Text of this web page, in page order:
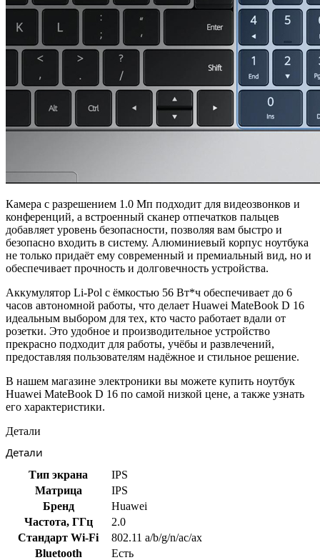
Камера с разрешением 1.0 Мп подходит для видеозвонков и
конференций, а встроенный сканер отпечатков пальцев
добавляет уровень безопасности, позволяя вам быстро и
безопасно входить в систему. Алюминиевый корпус ноутбука
не только придаёт ему современный и премиальный вид, но и
обеспечивает прочность и долговечность устройства.
Аккумулятор Li-Pol с ёмкостью 56 Вт*ч обеспечивает до 6
часов автономной работы, что делает Huawei MateBook D 16
идеальным выбором для тех, кто часто работает вдали от
розетки. Это удобное и производительное устройство
прекрасно подходит для работы, учёбы и развлечений,
предоставляя пользователям надёжное и стильное решение.
В нашем магазине электроники вы можете купить ноутбук
Huawei MateBook D 16 по самой низкой цене, а также узнать
его характеристики.
Детали
Детали
Тип экрана
IPS
Матрица
IPS
Бренд
Huawei
Частота, ГГц
2.0
Стандарт Wi-Fi
802.11 a/b/g/n/ac/ax
Bluetooth
Есть